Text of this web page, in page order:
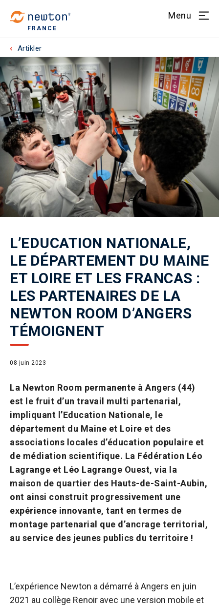
FRANCE
Menu
Artikler
L’EDUCATION NATIONALE,
LE DÉPARTEMENT DU MAINE
ET LOIRE ET LES FRANCAS :
LES PARTENAIRES DE LA
NEWTON ROOM D’ANGERS
TÉMOIGNENT
08 juin 2023
La Newton Room permanente à Angers (44)
est le fruit d’un travail multi partenarial,
impliquant l’Education Nationale, le
département du Maine et Loire et des
associations locales d’éducation populaire et
de médiation scientifique. La Fédération Léo
Lagrange et Léo Lagrange Ouest, via la
maison de quartier des Hauts-de-Saint-Aubin,
ont ainsi construit progressivement une
expérience innovante, tant en termes de
montage partenarial que d’ancrage territorial,
au service des jeunes publics du territoire !
L’expérience Newton a démarré à Angers en juin
2021 au collège Renoir avec une version mobile et